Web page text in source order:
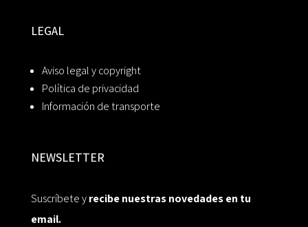
LEGAL
Aviso legal y copyright
Política de privacidad
Información de transporte
NEWSLETTER
Suscríbete yrecibe nuestras novedades en tu
email.